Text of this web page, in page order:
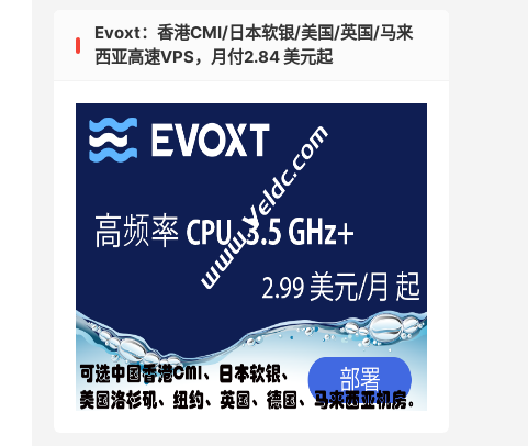
Evoxt：香港CMI/日本软银/美国/英国/马来
西亚高速VPS，月付2.84 美元起